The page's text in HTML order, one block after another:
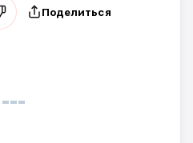
Поделиться